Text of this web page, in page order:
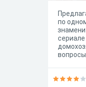
по
конечно